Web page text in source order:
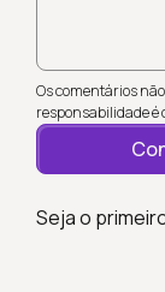
Os comentários
responsabilidade é
Seja o